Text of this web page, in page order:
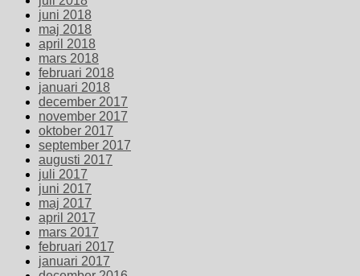
juni 2018
maj 2018
april 2018
mars 2018
februari 2018
januari 2018
december 2017
november 2017
oktober 2017
september 2017
augusti 2017
juli 2017
juni 2017
maj 2017
april 2017
mars 2017
februari 2017
januari 2017